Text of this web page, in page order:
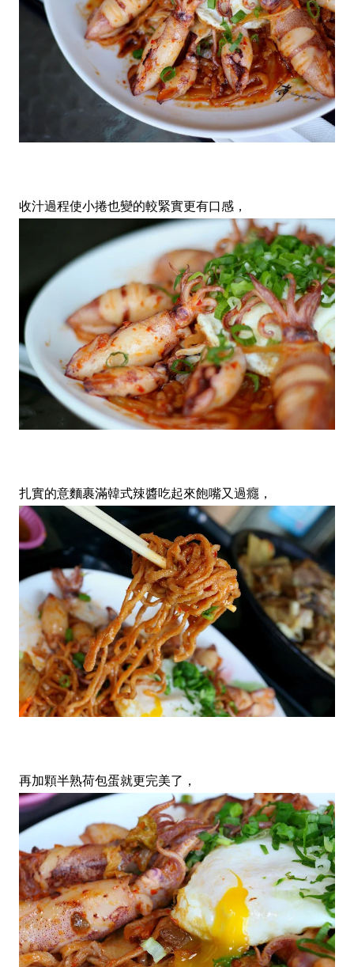
收汁過程使小捲也變的較緊實更有口感，
扎實的意麵裹滿韓式辣醬吃起來飽嘴又過癮，
再加顆半熟荷包蛋就更完美了，